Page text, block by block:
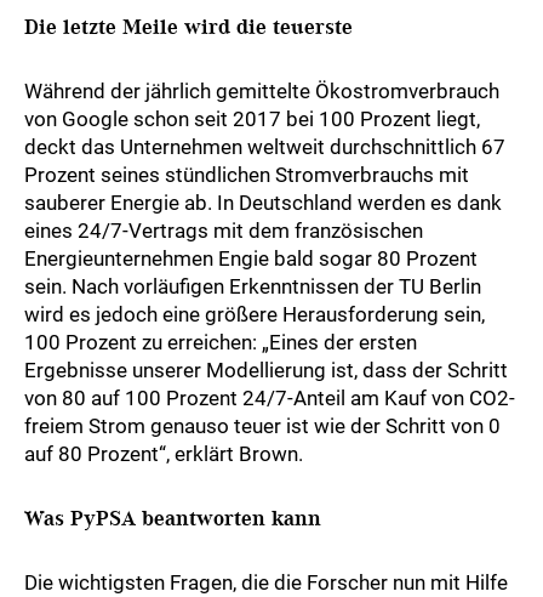
Die letzte Meile wird die teuerste
Während der jährlich gemittelte Ökostromverbrauch
von Google schon seit 2017 bei 100 Prozent liegt,
deckt das Unternehmen weltweit durchschnittlich 67
Prozent seines stündlichen Stromverbrauchs mit
sauberer Energie ab. In Deutschland werden es dank
eines 24/7-Vertrags mit dem französischen
Energieunternehmen Engie bald sogar 80 Prozent
sein. Nach vorläufigen Erkenntnissen der TU Berlin
wird es jedoch eine größere Herausforderung sein,
100 Prozent zu erreichen: „Eines der ersten
Ergebnisse unserer Modellierung ist, dass der Schritt
von 80 auf 100 Prozent 24/7-Anteil am Kauf von CO2-
freiem Strom genauso teuer ist wie der Schritt von 0
auf 80 Prozent“, erklärt Brown.
Was PyPSA beantworten kann
Die wichtigsten Fragen, die die Forscher nun mit Hilfe